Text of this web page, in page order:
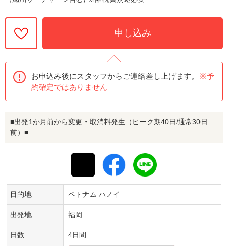
申し込み
お申込み後にスタッフからご連絡差し上げます。
※予
約確定ではありません
■出発1か月前から変更・取消料発生（ピーク期40日/通常30日
前）■
目的地 ベトナム ハノイ
出発地 福岡
日数 4日間